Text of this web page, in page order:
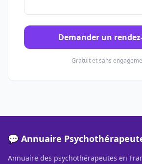
Demander un
Gratuit et sans
💬 Annuaire
Annuaire des psychothérapeutes en